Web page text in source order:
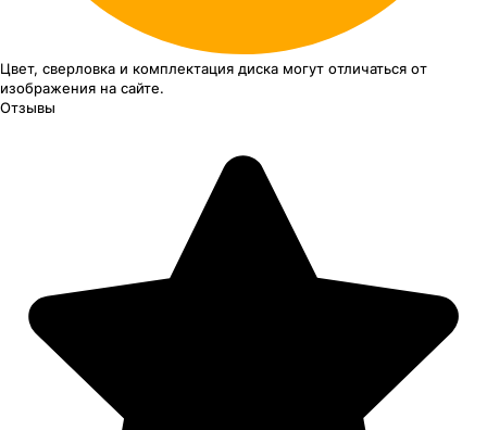
Цвет, сверловка и комплектация диска могут отличаться от
изображения на сайте.
Отзывы